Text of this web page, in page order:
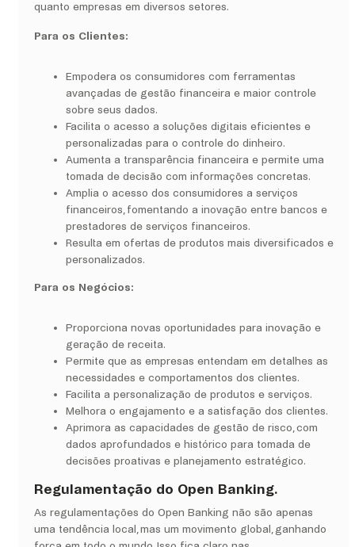
quanto empresas em diversos setores.
Para os Clientes:
Empodera os consumidores com ferramentas
avançadas de gestão financeira e maior controle
sobre seus dados.
Facilita o acesso a soluções digitais eficientes e
personalizadas para o controle do dinheiro.
Aumenta a transparência financeira e permite uma
tomada de decisão com informações concretas.
Amplia o acesso dos consumidores a serviços
financeiros, fomentando a inovação entre bancos e
prestadores de serviços financeiros.
Resulta em ofertas de produtos mais diversificados e
personalizados.
Para os Negócios:
Proporciona novas oportunidades para inovação e
geração de receita.
Permite que as empresas entendam em detalhes as
necessidades e comportamentos dos clientes.
Facilita a personalização de produtos e serviços.
Melhora o engajamento e a satisfação dos clientes.
Aprimora as capacidades de gestão de risco, com
dados aprofundados e histórico para tomada de
decisões proativas e planejamento estratégico.
Regulamentação do Open Banking.
As regulamentações do Open Banking não são apenas
uma tendência local, mas um movimento global, ganhando